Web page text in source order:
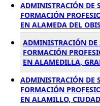
ADMINISTRACIÓN DE
FORMACIÓN
EN ALAMEDA DEL
ADMINISTRACIÓN DE
FORMACIÓN
EN ALAMEDILLA,
ADMINISTRACIÓN DE
FORMACIÓN
EN ALAMILLO,